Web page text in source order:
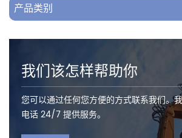
产品类别
我们该怎样帮助你
您可以通过任何您方便的方式联系我们。
电话 24/7 提供服务。